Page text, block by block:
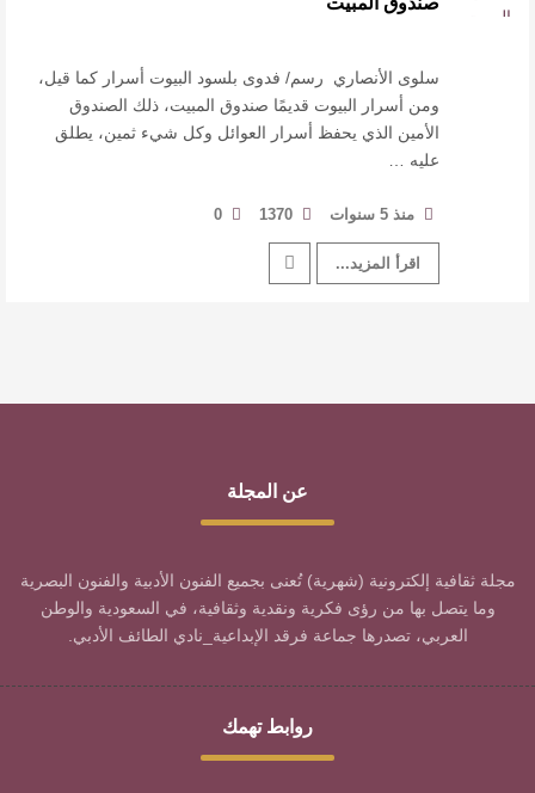
القيمة الأدبية بين استحقاق النص وسلطة الجائزة
​ اللون الأحمر وشاح سردية الأدب وسر رمزية
النصوص
سلوى الأنصاري رسم/ فدوى بلسود البيوت أسرار كما قيل،
ومن أسرار البيوت قديمًا صندوق المبيت، ذلك الصندوق
الأمين الذي يحفظ أسرار العوائل وكل شيء ثمين، يطلق
عليه …
منذ 5 سنوات 1370
0
اقرأ المزيد...
عن المجلة
مجلة ثقافية إلكترونية (شهرية) تُعنى بجميع الفنون الأدبية والفنون البصرية
وما يتصل بها من رؤى فكرية ونقدية وثقافية، في السعودية والوطن
العربي، تصدرها جماعة فرقد الإبداعية_نادي الطائف الأدبي.
روابط تهمك